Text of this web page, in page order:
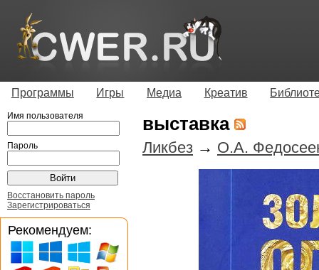
Программы Игры Медиа Креатив
выставка
Ликбез → О.А.
Имя пользователя
Пароль
Восстановить пароль
Зарегистрироваться
Рекомендуем: